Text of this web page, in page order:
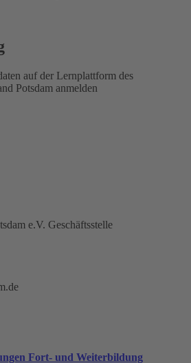
auf der Lernplattform des
Potsdam anmelden
e.V. Geschäftsstelle
Fort- und Weiterbildung